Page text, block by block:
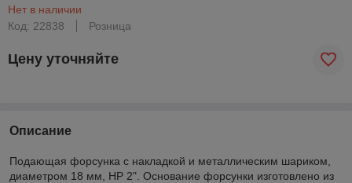
Нет в наличии
Код: 22838
Розница
Цену уточняйте
Описание
Подающая форсунка с накладкой и металлическим шариком,
диаметром 18 мм, НР 2". Основание форсунки изготовлено из